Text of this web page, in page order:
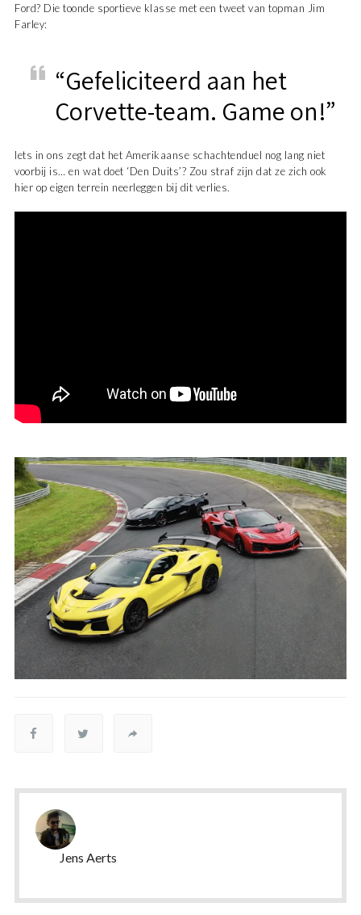
Ford? Die toonde sportieve klasse met een tweet van topman Jim
Farley:
“Gefeliciteerd aan het
Corvette-team. Game on!”
Iets in ons zegt dat het Amerikaanse schachtenduel nog lang niet
voorbij is… en wat doet ‘Den Duits’? Zou straf zijn dat ze zich ook
hier op eigen terrein neerleggen bij dit verlies.
Jens Aerts